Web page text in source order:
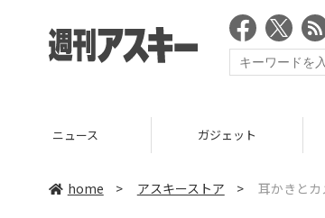
ニュース ガジェット
home > アスキーストア > 耳かきと